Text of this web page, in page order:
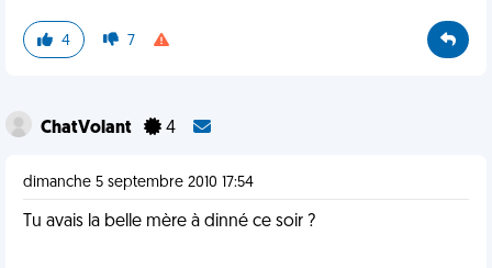
4 7
ChatVolant 4
dimanche 5 septembre 2010 17:54
Tu avais la belle mère à dinné ce soir ?